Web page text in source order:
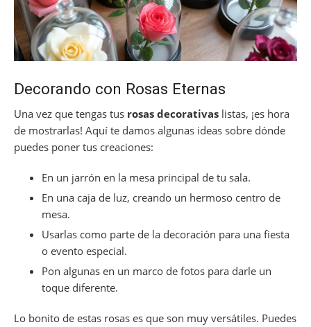
Decorando con Rosas Eternas
Una vez que tengas tus rosas decorativas listas, ¡es hora
de mostrarlas! Aquí te damos algunas ideas sobre dónde
puedes poner tus creaciones:
En un jarrón en la mesa principal de tu sala.
En una caja de luz, creando un hermoso centro de
mesa.
Usarlas como parte de la decoración para una fiesta
o evento especial.
Pon algunas en un marco de fotos para darle un
toque diferente.
Lo bonito de estas rosas es que son muy versátiles. Puedes